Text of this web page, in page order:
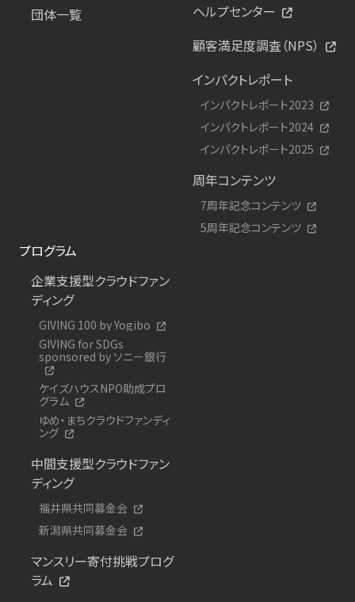
団体一覧
ヘルプセンター
顧客満足度調査（NPS）
インパクトレポート
インパクトレポート2023
インパクトレポート2024
インパクトレポート2025
周年コンテンツ
7周年記念コンテンツ
5周年記念コンテンツ
プログラム
企業支援型クラウドファン
ディング
GIVING 100 by Yogibo
GIVING for SDGs
sponsored by ソニー銀行
ケイズハウスNPO助成プロ
グラム
ゆめ・まちクラウドファンディ
ング
中間支援型クラウドファン
ディング
福井県共同募金会
新潟県共同募金会
マンスリー寄付挑戦プログ
ラム